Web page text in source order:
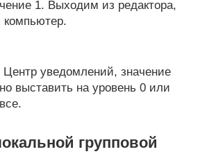
1. Выходим из редактора,
компьютер.
Центр уведомлений, значение
выставить на уровень 0 или
групповой